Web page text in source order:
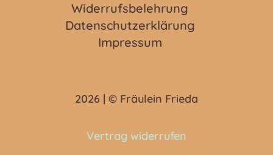
Widerrufsbelehrung
Datenschutzerklärung
Impressum
2026 | © Fräulein Frieda
Vertrag widerrufen